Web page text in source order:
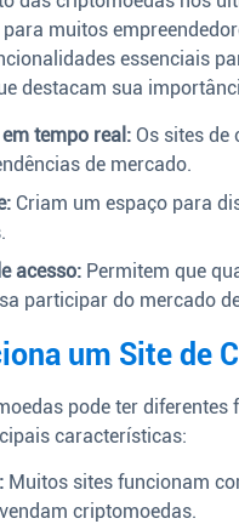
muitos
essenciais
destacam sua
tempo real: Os sites
de mercado.
Criam um espaço para
acesso: Permitem que
participar do mercado
um Site de
pode ter
características:
Muitos sites funcionam
criptomoedas.